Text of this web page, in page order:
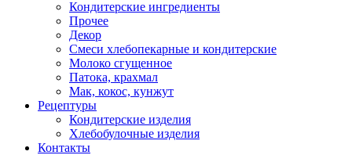
Кондитерские ингредиенты
Прочее
Декор
Смеси хлебопекарные и кондитерские
Молоко сгущенное
Патока, крахмал
Мак, кокос, кунжут
Рецептуры
Кондитерские изделия
Хлебобулочные изделия
Контакты